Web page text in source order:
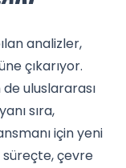
analizler,
çıkarıyor.
uluslararası
sıra,
için yeni
süreçte, çevre